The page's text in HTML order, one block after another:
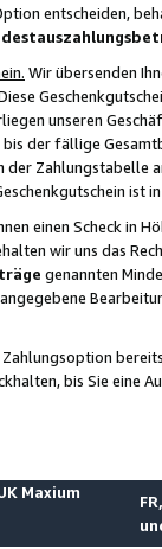
entscheiden,
Wir übersenden
unseren
der fällige
der
ist
einen Scheck in
wir uns das
genannten
angegebene
bis Sie
Maxium